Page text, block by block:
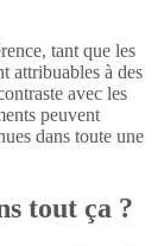
tant que les
attribuables à des
avec les
peuvent
dans toute une
tout ça ?